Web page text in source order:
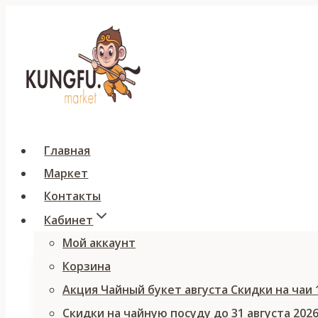
содержимому
Главная
Маркет
Контакты
Кабинет
Мой аккаунт
Корзина
Акция Чайный букет августа Скидки на чаи
Скидки на чайную посуду до 31 августа 2026